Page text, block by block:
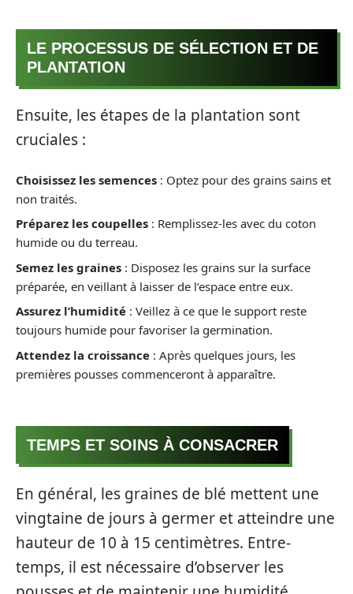
LE PROCESSUS DE SÉLECTION ET DE
PLANTATION
Ensuite, les étapes de la plantation sont
cruciales :
Choisissez les semences : Optez pour des grains sains et
non traités.
Préparez les coupelles : Remplissez-les avec du coton
humide ou du terreau.
Semez les graines : Disposez les grains sur la surface
préparée, en veillant à laisser de l’espace entre eux.
Assurez l’humidité : Veillez à ce que le support reste
toujours humide pour favoriser la germination.
Attendez la croissance : Après quelques jours, les
premières pousses commenceront à apparaître.
TEMPS ET SOINS À CONSACRER
En général, les graines de blé mettent une
vingtaine de jours à germer et atteindre une
hauteur de 10 à 15 centimètres. Entre-
temps, il est nécessaire d’observer les